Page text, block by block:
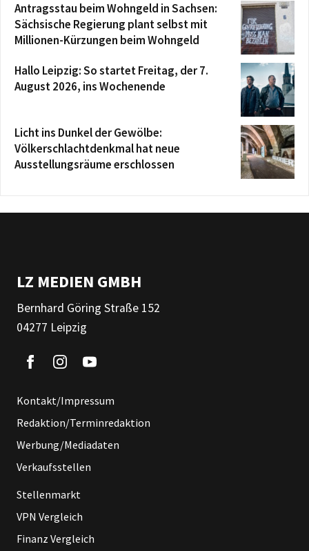
Antragsstau beim Wohngeld in Sachsen:
Sächsische Regierung plant selbst mit
Millionen-Kürzungen beim Wohngeld
Hallo Leipzig: So startet Freitag, der 7.
August 2026, ins Wochenende
Licht ins Dunkel der Gewölbe:
Völkerschlachtdenkmal hat neue
Ausstellungsräume erschlossen
LZ MEDIEN GMBH
Bernhard Göring Straße 152
04277 Leipzig
Kontakt/Impressum
Redaktion/Terminredaktion
Werbung/Mediadaten
Verkaufsstellen
Stellenmarkt
VPN Vergleich
Finanz Vergleich